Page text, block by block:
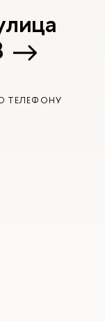
ТЕЛЕФОНУ